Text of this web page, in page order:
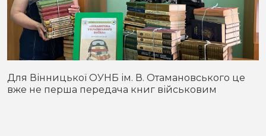
Здоров'я
Приватна думка
В кулуарах
Місто
Для Вінницької ОУНБ ім. В. Отамановського це
вже не перша передача книг військовим